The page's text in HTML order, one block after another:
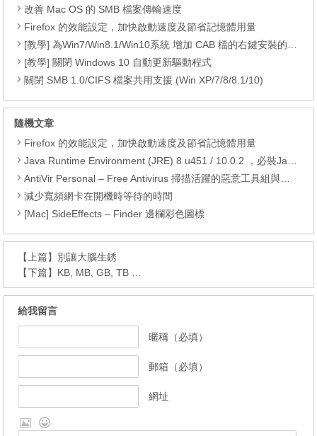
改善 Mac OS 的 SMB 檔案傳輸速度
Firefox 的效能設定，加快啟動速度及節省記憶體用量
[教學] 為Win7/Win8.1/Win10系統 增加 CAB 檔的右鍵安裝的功能
[教學] 關閉 Windows 10 自動更新驅動程式
關閉 SMB 1.0/CIFS 檔案共用支援 (Win XP/7/8/8.1/10)
隨機文章
Firefox 的效能設定，加快啟動速度及節省記憶體用量
Java Runtime Environment (JRE) 8 u451 / 10.0.2 ，必裝Java元件，Java虛擬機器
AntiVir Personal – Free Antivirus 掃描活躍的惡意工具組與處置
減少寬頻網卡在開機時等待的時間
[Mac] SideEffects – Finder 邊欄彩色圖標
【上篇】 別讓大腦生銹
【下篇】 KB, MB, GB, TB …
給我留言
暱稱（必填）
郵箱（必填）
網址